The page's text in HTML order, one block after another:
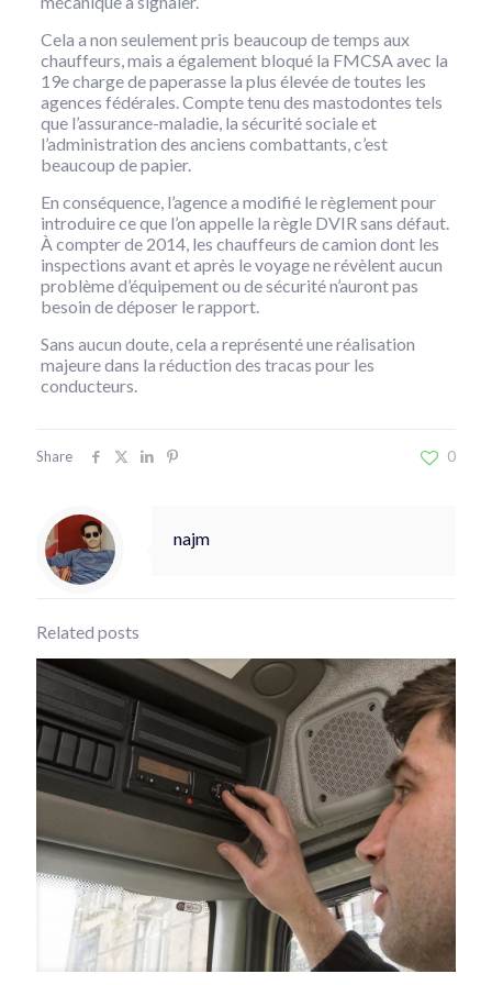
Cela a non seulement pris beaucoup de temps aux
chauffeurs, mais a également bloqué la FMCSA avec la
19e charge de paperasse la plus élevée de toutes les
agences fédérales. Compte tenu des mastodontes tels
que l’assurance-maladie, la sécurité sociale et
l’administration des anciens combattants, c’est
beaucoup de papier.
En conséquence, l’agence a modifié le règlement pour
introduire ce que l’on appelle la règle DVIR sans défaut.
À compter de 2014, les chauffeurs de camion dont les
inspections avant et après le voyage ne révèlent aucun
problème d’équipement ou de sécurité n’auront pas
besoin de déposer le rapport.
Sans aucun doute, cela a représenté une réalisation
majeure dans la réduction des tracas pour les
conducteurs.
Share 0
najm
Related posts